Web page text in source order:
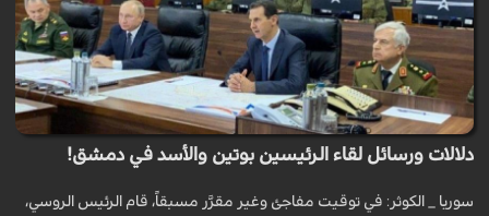
دلالات ورسائل لقاء الرئيسين بوتين والأسد في دمشق!
سوريا _ الكوثر: في توقيت مفاجئ وغير مقرَّر مسبقاً، قام الرئيس الروسي،